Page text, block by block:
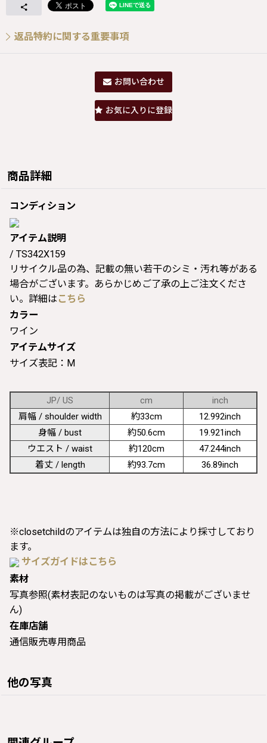
返品特約に関する重要事項
お問い合わせ
お気に入りに登録
商品詳細
コンディション
アイテム説明
/ TS342X159
リサイクル品の為、記載の無い若干のシミ・汚れ等がある
場合がございます。あらかじめご了承の上ご注文くださ
い。詳細は こちら
カラー
ワイン
アイテムサイズ
サイズ表記：M
JP/ US cm
inch
肩幅 / shoulder width
約33cm
12.992inch
身幅 / bust
約50.6cm
19.921inch
ウエスト / waist
約120cm
47.244inch
着丈 / length
約93.7cm 36.89inch
※closetchildのアイテムは独自の方法により採寸しており
ます。
サイズガイドはこちら
素材
写真参照(素材表記のないものは写真の掲載がございませ
ん)
在庫店舗
通信販売専用商品
他の写真